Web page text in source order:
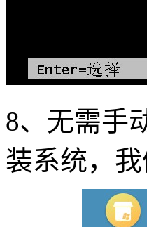
8、无需手
装系统，